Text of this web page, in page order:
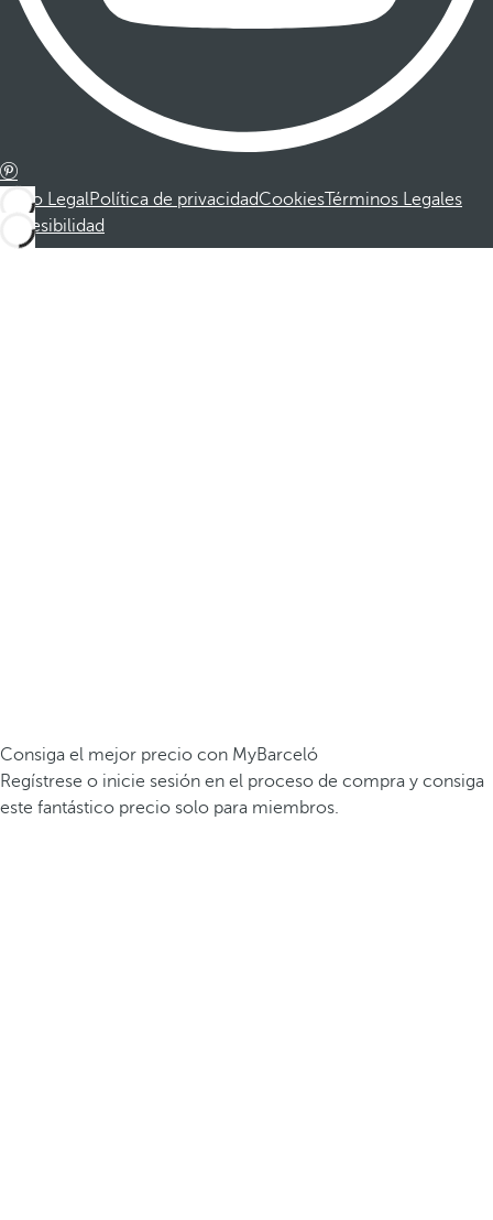
Aviso LegalPolítica de privacidadCookiesTérminos Legales
Accesibilidad
Consiga el mejor precio con MyBarceló
Regístrese o inicie sesión en el proceso de compra y consiga
este fantástico precio solo para miembros.